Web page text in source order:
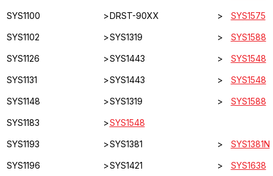
SYS1100 >DRST-90XX > SYS1575
SYS1102 >SYS1319 > SYS1588
SYS1126 >SYS1443 > SYS1548
SYS1131 >SYS1443 > SYS1548
SYS1148 >SYS1319 > SYS1588
SYS1183 >SYS1548
SYS1193 >SYS1381 > SYS1381N
SYS1196 >SYS1421 > SYS1638